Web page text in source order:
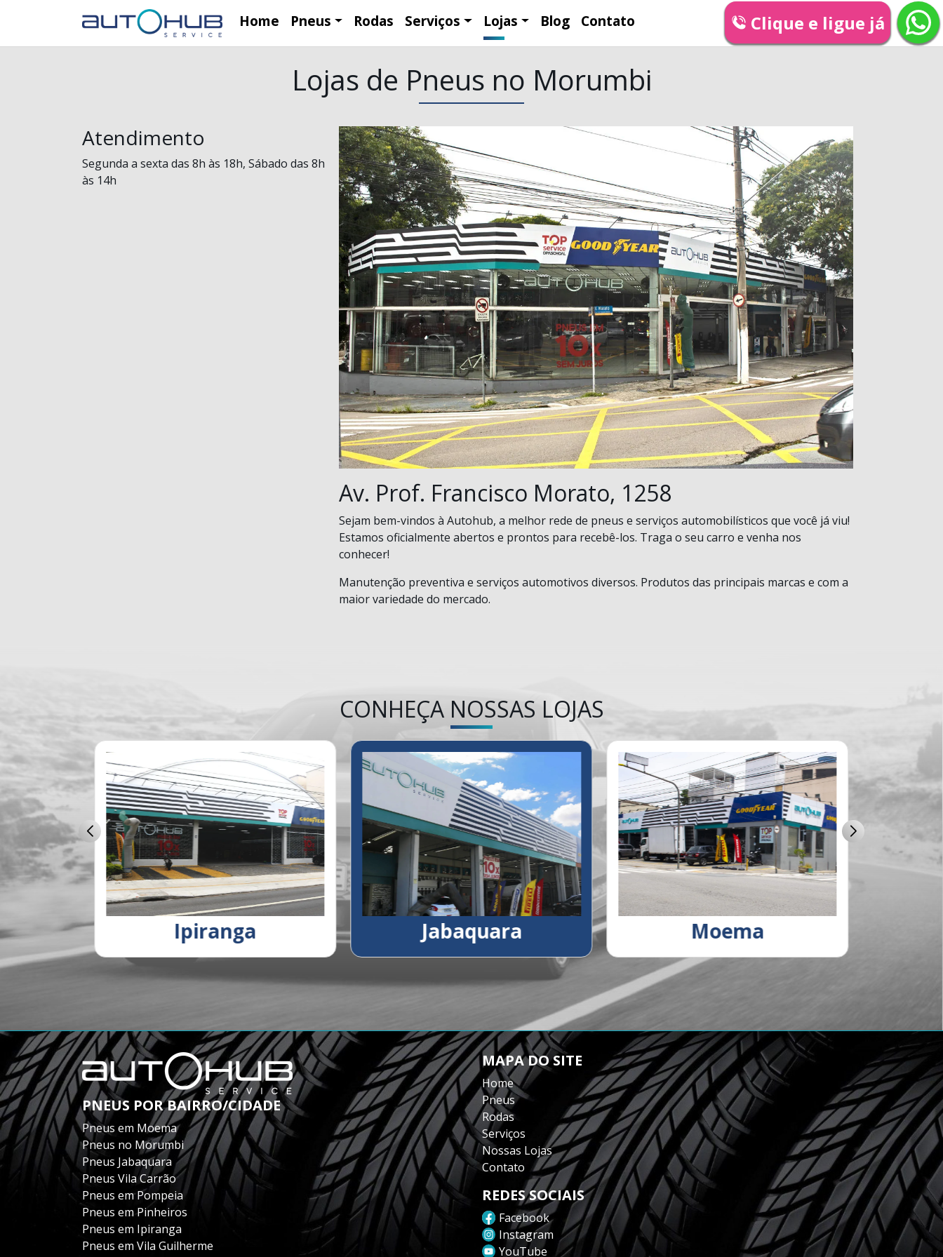
Home Pneus Rodas Serviços Lojas Blog Contato Clique e ligue já
Lojas de Pneus no Morumbi
Atendimento
Segunda a sexta das 8h às 18h, Sábado das 8h
às 14h
Av. Prof. Francisco Morato, 1258
Sejam bem-vindos à Autohub, a melhor rede de pneus e serviços automobilísticos que você já viu!
Estamos oficialmente abertos e prontos para recebê-los. Traga o seu carro e venha nos
conhecer!
Manutenção preventiva e serviços automotivos diversos. Produtos das principais marcas e com a
maior variedade do mercado.
CONHEÇA NOSSAS LOJAS
Ipiranga Jabaquara Moema
PNEUS POR BAIRRO/CIDADE
Pneus em Moema
Pneus no Morumbi
Pneus Jabaquara
Pneus Vila Carrão
Pneus em Pompeia
Pneus em Pinheiros
Pneus em Ipiranga
Pneus em Vila Guilherme
MAPA DO SITE
Home
Pneus
Rodas
Serviços
Nossas Lojas
Contato
REDES SOCIAIS
Facebook
Instagram
YouTube